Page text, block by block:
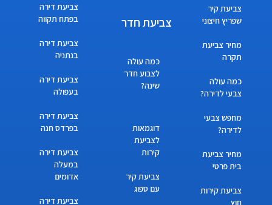
צביעת קיר
שפריץ חיצוני
מחיר צביעת
תקרה
כמה עולה
צבעי לדירה?
מחפש צבעי
לדירה?
מחיר צביעת
בית פרטי
צביעת קירות
חוץ
צביעת חדר
כמה עולה
לצבוע חדר
שינה?
דוגמאות
לצביעת
קירות
צביעת קיר
עם ספוג
צביעת דירה
בפתח תקווה
צביעת דירה
בנתניה
צביעת דירה
בעפולה
צביעת דירה
בפרדס חנה
צביעת דירה
במעלה
אדומים
צביעת דירה